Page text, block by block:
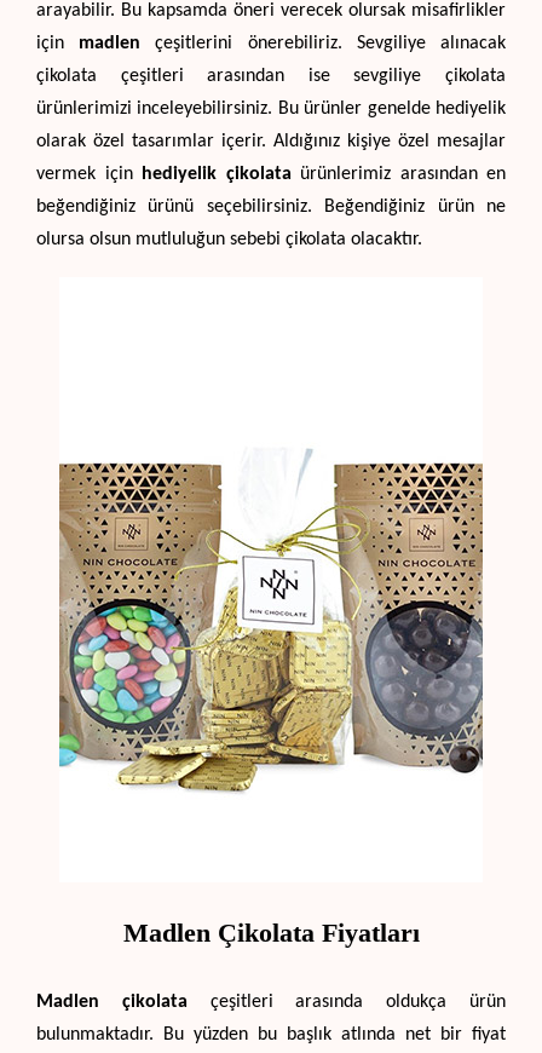
arayabilir. Bu kapsamda öneri verecek olursak misafirlikler
için madlen çeşitlerini önerebiliriz. Sevgiliye alınacak
çikolata çeşitleri arasından ise sevgiliye çikolata
ürünlerimizi inceleyebilirsiniz. Bu ürünler genelde hediyelik
olarak özel tasarımlar içerir. Aldığınız kişiye özel mesajlar
vermek için
hediyelik çikolata ürünlerimiz arasından en
beğendiğiniz ürünü seçebilirsiniz. Beğendiğiniz ürün ne
olursa olsun mutluluğun sebebi çikolata olacaktır.
Madlen Çikolata Fiyatları
Madlen çikolata çeşitleri arasında oldukça ürün
bulunmaktadır. Bu yüzden bu başlık atlında net bir fiyat